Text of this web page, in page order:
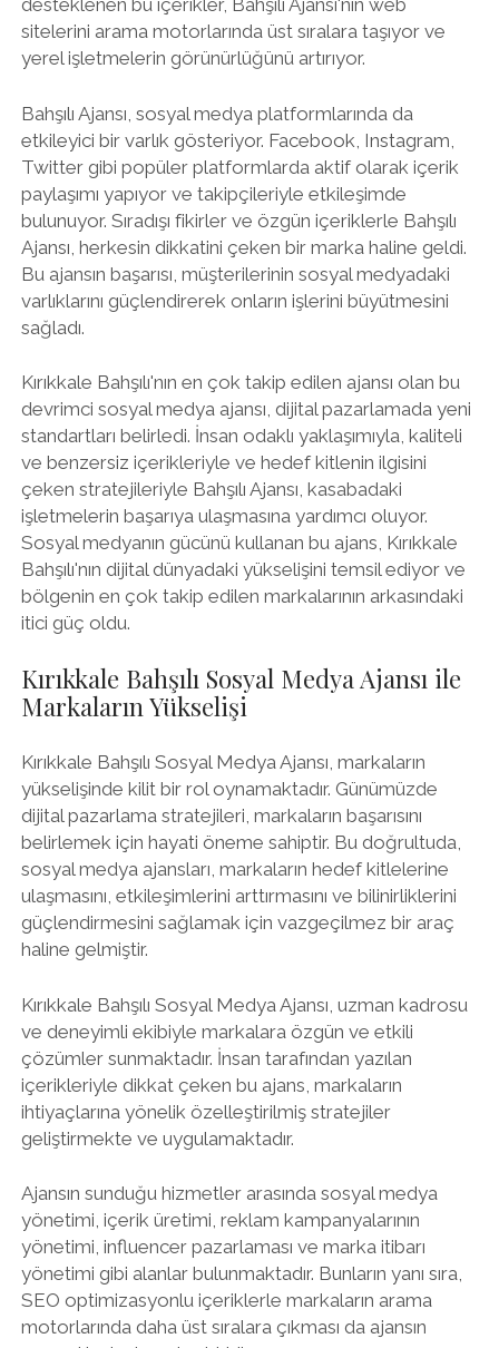
desteklenen bu içerikler, Bahşılı Ajansı'nın web
sitelerini arama motorlarında üst sıralara taşıyor ve
yerel işletmelerin görünürlüğünü artırıyor.
Bahşılı Ajansı, sosyal medya platformlarında da
etkileyici bir varlık gösteriyor. Facebook, Instagram,
Twitter gibi popüler platformlarda aktif olarak içerik
paylaşımı yapıyor ve takipçileriyle etkileşimde
bulunuyor. Sıradışı fikirler ve özgün içeriklerle Bahşılı
Ajansı, herkesin dikkatini çeken bir marka haline geldi.
Bu ajansın başarısı, müşterilerinin sosyal medyadaki
varlıklarını güçlendirerek onların işlerini büyütmesini
sağladı.
Kırıkkale Bahşılı'nın en çok takip edilen ajansı olan bu
devrimci sosyal medya ajansı, dijital pazarlamada yeni
standartları belirledi. İnsan odaklı yaklaşımıyla, kaliteli
ve benzersiz içerikleriyle ve hedef kitlenin ilgisini
çeken stratejileriyle Bahşılı Ajansı, kasabadaki
işletmelerin başarıya ulaşmasına yardımcı oluyor.
Sosyal medyanın gücünü kullanan bu ajans, Kırıkkale
Bahşılı'nın dijital dünyadaki yükselişini temsil ediyor ve
bölgenin en çok takip edilen markalarının arkasındaki
itici güç oldu.
Kırıkkale Bahşılı Sosyal Medya Ajansı ile
Markaların Yükselişi
Kırıkkale Bahşılı Sosyal Medya Ajansı, markaların
yükselişinde kilit bir rol oynamaktadır. Günümüzde
dijital pazarlama stratejileri, markaların başarısını
belirlemek için hayati öneme sahiptir. Bu doğrultuda,
sosyal medya ajansları, markaların hedef kitlelerine
ulaşmasını, etkileşimlerini arttırmasını ve bilinirliklerini
güçlendirmesini sağlamak için vazgeçilmez bir araç
haline gelmiştir.
Kırıkkale Bahşılı Sosyal Medya Ajansı, uzman kadrosu
ve deneyimli ekibiyle markalara özgün ve etkili
çözümler sunmaktadır. İnsan tarafından yazılan
içerikleriyle dikkat çeken bu ajans, markaların
ihtiyaçlarına yönelik özelleştirilmiş stratejiler
geliştirmekte ve uygulamaktadır.
Ajansın sunduğu hizmetler arasında sosyal medya
yönetimi, içerik üretimi, reklam kampanyalarının
yönetimi, influencer pazarlaması ve marka itibarı
yönetimi gibi alanlar bulunmaktadır. Bunların yanı sıra,
SEO optimizasyonlu içeriklerle markaların arama
motorlarında daha üst sıralara çıkması da ajansın